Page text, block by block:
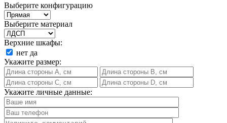
Выберите конфигурацию
Выберите материал
Верхние шкафы:
нет да
Укажите размер:
Укажите личные данные: